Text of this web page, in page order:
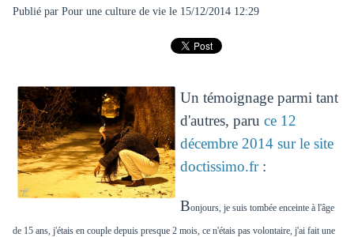
Publié par Pour une culture de viele 15/12/2014 12:29
Un témoignage parmi tant
d'autres, paru ce 12
décembre 2014 sur le site
doctissimo.fr:
Bonjours, je suis tombée enceinte à l'âge
de 15 ans, j'étais en couple depuis presque 2 mois, ce n'étais pas volontaire, j'ai fait une